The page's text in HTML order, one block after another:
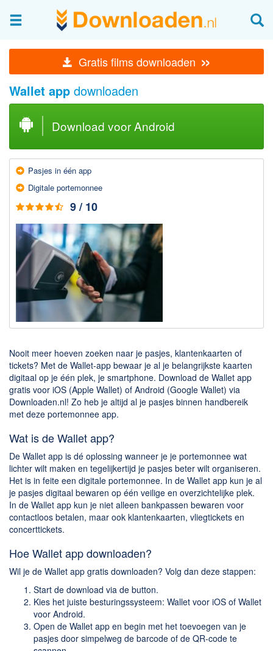
Gratis films downloaden »
Afbeeldingen & fotografie
Beheren en bekijken
Afbeelding & foto bewerken
Foto apps
Screenshots Maken
Audio & Video
Branden en Rippen
Converteren
Media streamen
Mediaspeler
Opnemen Audio en Video
Video bewerken
Downloaden
BitTorrent Clients
Onderhoud & Veiligheid
Computer opschonen
Veilig online
Productiviteit
Adresboek en contacten
Planning en organisatie
Tekst en Administratie
Overige
Algemeen
Rar en Zip (Compressie - Unzip)
Shopping
Spelletjes en Games
Wallet app downloaden
Download voor Android
Pasjes in één app
Digitale portemonnee
9 / 10
Nooit meer hoeven zoeken naar je pasjes, klantenkaarten of
tickets? Met de Wallet-app bewaar je al je belangrijkste kaarten
digitaal op je één plek, je smartphone. Download de Wallet app
gratis voor iOS (Apple Wallet) of Android (Google Wallet) via
Downloaden.nl! Zo heb je altijd al je pasjes binnen handbereik
met deze portemonnee app.
Wat is de Wallet app?
De Wallet app is dé oplossing wanneer je je portemonnee wat
lichter wilt maken en tegelijkertijd je pasjes beter wilt organiseren.
Het is in feite een digitale portemonnee. In de Wallet app kun je al
je pasjes digitaal bewaren op één veilige en overzichtelijke plek.
In de Wallet app kun je niet alleen bankpassen bewaren voor
contactloos betalen, maar ook klantenkaarten, vliegtickets en
concerttickets.
Hoe Wallet app downloaden?
Wil je de Wallet app gratis downloaden? Volg dan deze stappen:
Start de download via de button.
Kies het juiste besturingssysteem: Wallet voor iOS of Wallet
voor Android.
Open de Wallet app en begin met het toevoegen van je
pasjes door simpelweg de barcode of de QR-code te